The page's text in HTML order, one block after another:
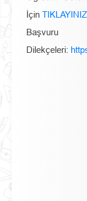
İçin TIKLAYINIZ.
Başvuru
Dilekçeleri: